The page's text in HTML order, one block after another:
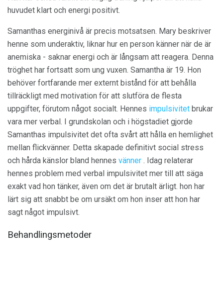
huvudet klart och energi positivt.
Samanthas energinivå är precis motsatsen. Mary beskriver
henne som underaktiv, liknar hur en person känner när de är
anemiska - saknar energi och är långsam att reagera. Denna
tröghet har fortsatt som ung vuxen. Samantha är 19. Hon
behöver fortfarande mer externt bistånd för att behålla
tillräckligt med motivation för att slutföra de flesta
uppgifter, förutom något socialt. Hennes impulsivitet brukar
vara mer verbal. I grundskolan och i högstadiet gjorde
Samanthas impulsivitet det ofta svårt att hålla en hemlighet
mellan flickvänner. Detta skapade definitivt social stress
och hårda känslor bland hennes vänner . Idag relaterar
hennes problem med verbal impulsivitet mer till att säga
exakt vad hon tänker, även om det är brutalt ärligt. hon har
lärt sig att snabbt be om ursäkt om hon inser att hon har
sagt något impulsivt.
Behandlingsmetoder